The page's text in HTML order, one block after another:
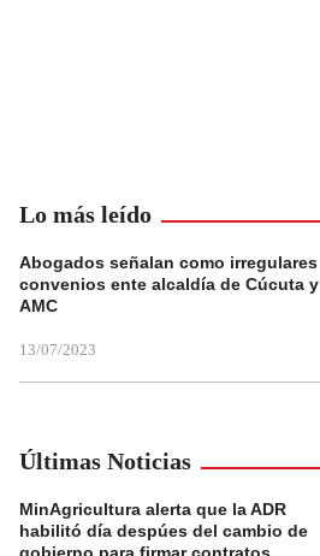
Lo más leído
Abogados señalan como irregulares
convenios ente alcaldía de Cúcuta y
AMC
13/07/2023
Últimas Noticias
MinAgricultura alerta que la ADR
habilitó día despúes del cambio de